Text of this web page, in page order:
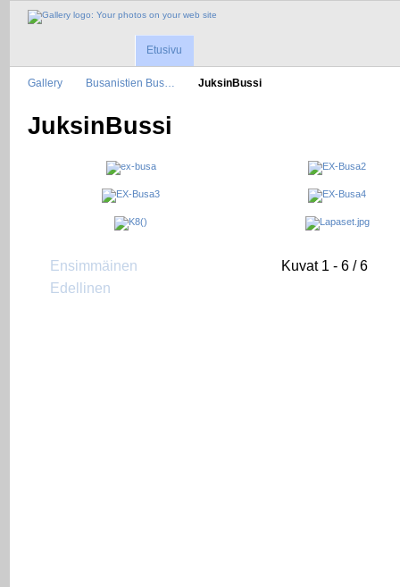
Etusivu
Gallery Busanistien Bus… JuksinBussi
JuksinBussi
Ensimmäinen
Edellinen
Kuvat 1 - 6 / 6